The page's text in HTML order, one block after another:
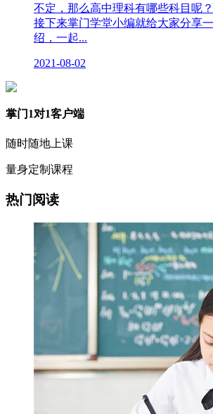
不定，那么高中理科有哪些科目呢
接下来掌门学堂小编就给大家分享
绍，一起...
2021-08-02
掌门1对1客户端
随时随地上课
量身定制课程
热门阅读